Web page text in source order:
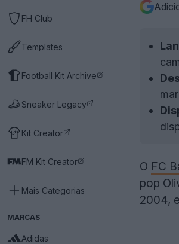
FH Club
Templates
Football Kit Archive
Sneaker Legacy
Kit Creator
FM Kit Creator
Mais Categorias
MARCAS
Adidas
O FC
pop
2004,